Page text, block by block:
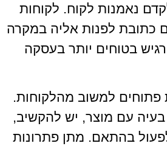
נאמנות לקוח. לקוחות
כתובת לפנות אליה במקרה
בטוחים יותר בעסקה
פתוחים למשוב מהלקוחות.
עם מוצר, יש להקשיב,
בהתאם. מתן פתרונות